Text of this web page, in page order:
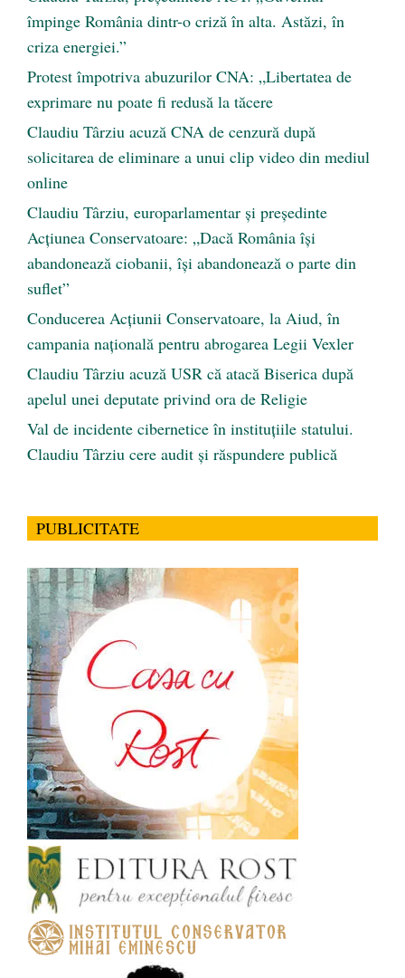
împinge România dintr-o criză în alta. Astăzi, în
criza energiei.”
Protest împotriva abuzurilor CNA: „Libertatea de
exprimare nu poate fi redusă la tăcere
Claudiu Târziu acuză CNA de cenzură după
solicitarea de eliminare a unui clip video din mediul
online
Claudiu Târziu, europarlamentar și președinte
Acțiunea Conservatoare: „Dacă România își
abandonează ciobanii, își abandonează o parte din
suflet”
Conducerea Acțiunii Conservatoare, la Aiud, în
campania națională pentru abrogarea Legii Vexler
Claudiu Târziu acuză USR că atacă Biserica după
apelul unei deputate privind ora de Religie
Val de incidente cibernetice în instituțiile statului.
Claudiu Târziu cere audit și răspundere publică
PUBLICITATE